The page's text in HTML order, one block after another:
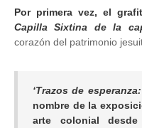
Por primera vez, el
Capilla Sixtina de la
corazón del patrimonio
‘Trazos de
nombre de la
arte colonial